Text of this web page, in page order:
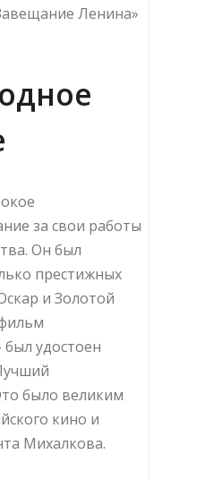
Ленина»
за свои работы
Он был
престижных
и Золотой
удостоен
было великим
кино и
Михалкова.